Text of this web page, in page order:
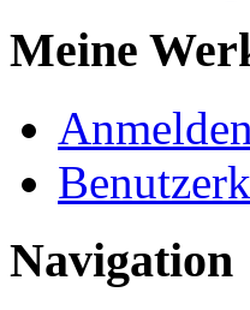
Meine
Anmelden
Navigation